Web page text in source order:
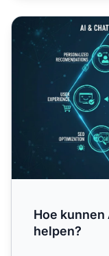
Hoe kunnen AI en
Hoe
helpen?